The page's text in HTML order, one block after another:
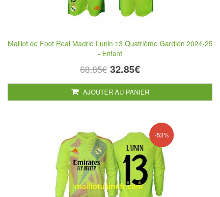
Maillot de Foot Real Madrid Lunin 13 Quatrième Gardien 2024-25
- Enfant
68.85€ 32.85€
AJOUTER AU PANIER
-53%